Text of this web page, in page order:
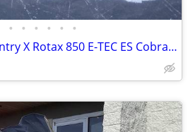
• • • • • •
2021 Ski-Doo Backcountry X Rotax 850 E-TEC ES Cobra 1 6 Black